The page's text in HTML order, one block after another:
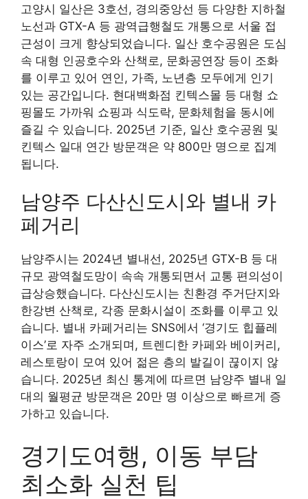
고양시 일산은 3호선, 경의중앙선 등 다양한 지하철
노선과 GTX-A 등 광역급행철도 개통으로 서울 접
근성이 크게 향상되었습니다. 일산 호수공원은 도심
속 대형 인공호수와 산책로, 문화공연장 등이 조화
를 이루고 있어 연인, 가족, 노년층 모두에게 인기
있는 공간입니다. 현대백화점 킨텍스몰 등 대형 쇼
핑몰도 가까워 쇼핑과 식도락, 문화체험을 동시에
즐길 수 있습니다. 2025년 기준, 일산 호수공원 및
킨텍스 일대 연간 방문객은 약 800만 명으로 집계
됩니다.
남양주 다산신도시와 별내 카
페거리
남양주시는 2024년 별내선, 2025년 GTX-B 등 대
규모 광역철도망이 속속 개통되면서 교통 편의성이
급상승했습니다. 다산신도시는 친환경 주거단지와
한강변 산책로, 각종 문화시설이 조화를 이루고 있
습니다. 별내 카페거리는 SNS에서 ‘경기도 힙플레
이스’로 자주 소개되며, 트렌디한 카페와 베이커리,
레스토랑이 모여 있어 젊은 층의 발길이 끊이지 않
습니다. 2025년 최신 통계에 따르면 남양주 별내 일
대의 월평균 방문객은 20만 명 이상으로 빠르게 증
가하고 있습니다.
경기도여행, 이동 부담
최소화 실천 팁